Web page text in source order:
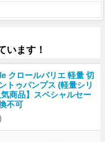
います！
クロールバリエ 軽量 切
トゥパンプス (軽量シリ
商品】スペシャルセー
不可